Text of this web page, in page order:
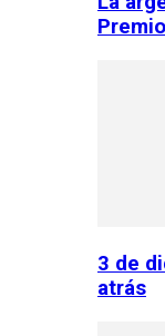
3 de
atrás